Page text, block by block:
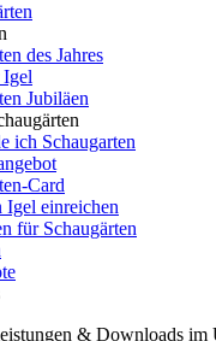
des Jahres
Jubiläen
ich Schaugarten
Card
Igel einreichen
für Schaugärten
& Downloads im